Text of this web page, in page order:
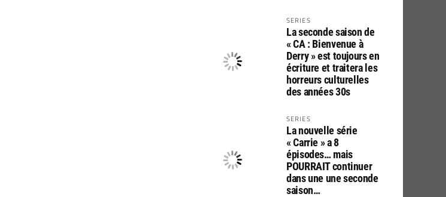
SERIES
La seconde saison de
« CA : Bienvenue à
Derry » est toujours en
écriture et traitera les
horreurs culturelles
des années 30s
SERIES
La nouvelle série
« Carrie » a 8
épisodes… mais
POURRAIT continuer
dans une une seconde
saison…